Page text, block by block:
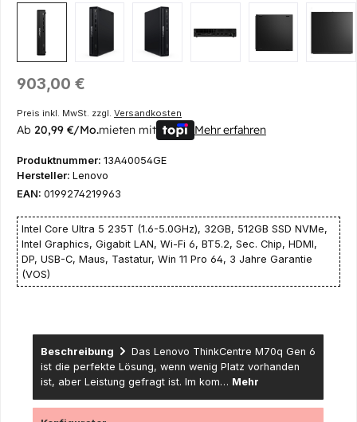
Regulärer Preis:
903,00 €
Preis inkl. MwSt. zzgl. Versandkosten
Ab 20,99 €/Mo.mieten mit Mehr erfahren
Produktnummer: 13A40054GE
Hersteller: Lenovo
EAN: 0199274219963
Intel Core Ultra 5 235T (1.6-5.0GHz), 32GB, 512GB SSD NVMe,
Intel Graphics, Gigabit LAN, Wi-Fi 6, BT5.2, Sec. Chip, HDMI,
DP, USB-C, Maus, Tastatur, Win 11 Pro 64, 3 Jahre Garantie
(VOS)
Beschreibung
Das Lenovo ThinkCentre M70q Gen 6
ist die perfekte Lösung, wenn wenig Platz vorhanden
ist, aber Leistung gefragt ist. Im kom… Mehr